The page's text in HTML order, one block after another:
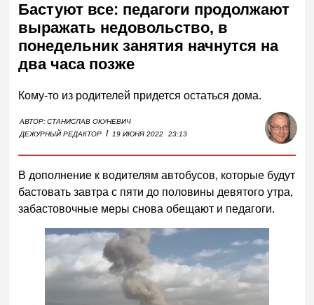
Бастуют все: педагоги продолжают
выражать недовольство, в
понедельник занятия начнутся на
два часа позже
Кому-то из родителей придется остаться дома.
АВТОР:СТАНИСЛАВ ОКУНЕВИЧ
ДЕЖУРНЫЙ РЕДАКТОР I 19 ИЮНЯ 2022 23:13
В дополнение к водителям автобусов, которые будут
бастовать завтра с пяти до половины девятого утра,
забастовочные меры снова обещают и педагоги.